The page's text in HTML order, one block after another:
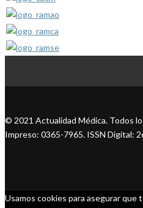
© 2021 Actualidad Médica. Todos
Impreso: 0365-7965. ISSN Digital:
Usamos cookies para asegurar que